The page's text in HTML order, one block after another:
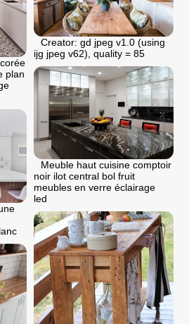
plan
Creator: gd jpeg v1.0 (using
ijg jpeg v62), quality = 85
Meuble haut cuisine comptoir
noir ilot central bol fruit
meubles en verre éclairage
led